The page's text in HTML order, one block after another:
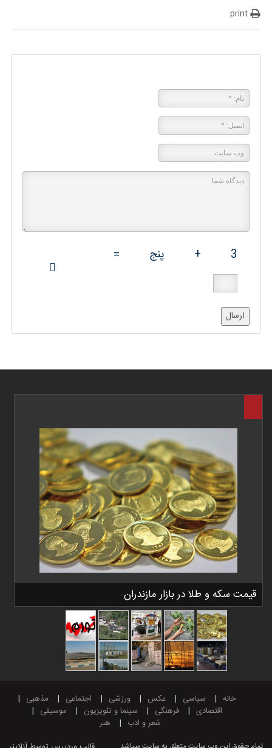
print
3
+ پنج =
ارسال
قیمت سکه و طلا در بازار مازندران
خانه سیاسی عکس ورزشی اجتماعی
مذهبی
اقتصادی
فرهنگی سینما و تلویزیون
موسیقی
شعر و ادب
هنر